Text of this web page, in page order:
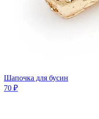
Шапочка для бусин
70 ₽